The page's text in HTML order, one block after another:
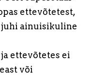
ettevõtetest,
ainuisikuline
ettevõtetes ei
või